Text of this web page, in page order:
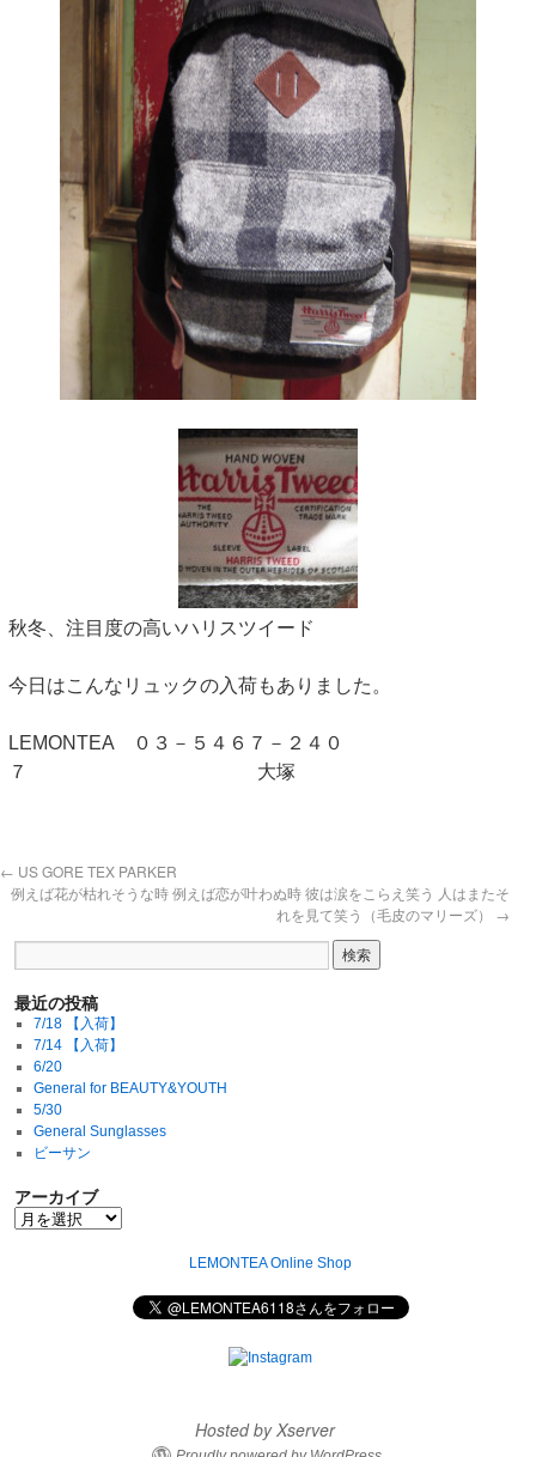
秋冬、注目度の高いハリスツイード
今日はこんなリュックの入荷もありました。
LEMONTEA ０３－５４６７－２４０
７ 大塚
← US GORE TEX PARKER
例えば花が枯れそうな時 例えば恋が叶わぬ時 彼は涙をこらえ笑う 人はまたそ
れを見て笑う（毛皮のマリーズ） →
最近の投稿
7/18 【入荷】
7/14 【入荷】
6/20
General for BEAUTY&YOUTH
5/30
General Sunglasses
ビーサン
アーカイブ
LEMONTEA Online Shop
Hosted by Xserver